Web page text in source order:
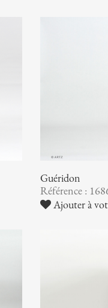
Guéridon
Référence :
Ajouter à